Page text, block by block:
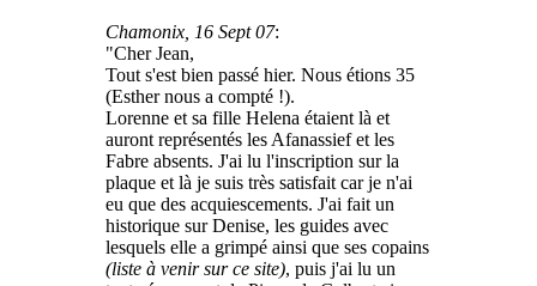
Chamonix, 16 Sept 07:
"Cher Jean,
Tout s'est bien passé hier. Nous étions 35
(Esther nous a compté !).
Lorenne et sa fille Helena étaient là et
auront représentés les Afanassief et les
Fabre absents. J'ai lu l'inscription sur la
plaque et là je suis très satisfait car je n'ai
eu que des acquiescements. J'ai fait un
historique sur Denise, les guides avec
lesquels elle a grimpé ainsi que ses copains
(liste à venir sur ce site), puis j'ai lu un